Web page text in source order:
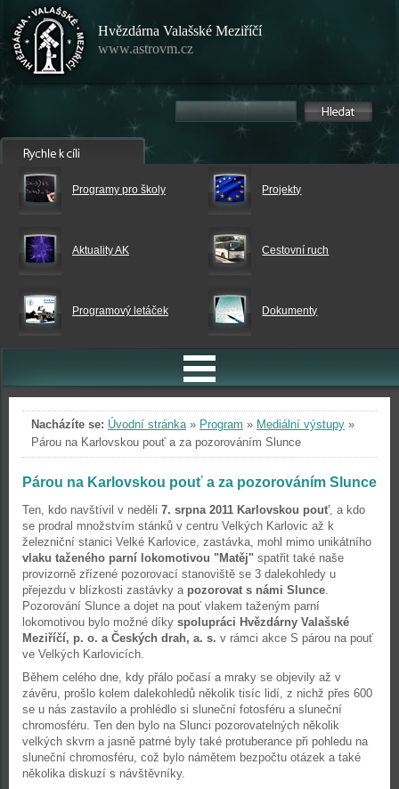
Hvězdárna Valašské Meziříčí
www.astrovm.cz
Programy pro školy Projekty
Aktuality AK Cestovní ruch
Programový letáček Dokumenty
Nacházíte se: Úvodní stránka» Program » Mediální výstupy »
Párou na Karlovskou pouť a za pozorováním Slunce
Párou na Karlovskou pouť a za pozorováním Slunce
Ten, kdo navštívil v neděli 7. srpna 2011 Karlovskou pouť, a kdo
se prodral množstvím stánků v centru Velkých Karlovic až k
železniční stanici Velké Karlovice, zastávka, mohl mimo unikátního
vlaku taženého parní lokomotivou "Matěj" spatřit také naše
provizorně zřízené pozorovací stanoviště se 3 dalekohledy u
přejezdu v blízkosti zastávky a pozorovat s námi Slunce.
Pozorování Slunce a dojet na pouť vlakem taženým parní
lokomotivou bylo možné díky spolupráci Hvězdárny Valašské
Meziříčí, p. o. a Českých drah, a. s. v rámci akce S párou na pouť
ve Velkých Karlovicích.
Během celého dne, kdy přálo počasí a mraky se objevily až v
závěru, prošlo kolem dalekohledů několik tisíc lidí, z nichž přes 600
se u nás zastavilo a prohlédlo si sluneční fotosféru a sluneční
chromosféru. Ten den bylo na Slunci pozorovatelných několik
velkých skvrn a jasně patrné byly také protuberance při pohledu na
sluneční chromosféru, což bylo námětem bezpočtu otázek a také
několika diskuzí s návštěvníky.